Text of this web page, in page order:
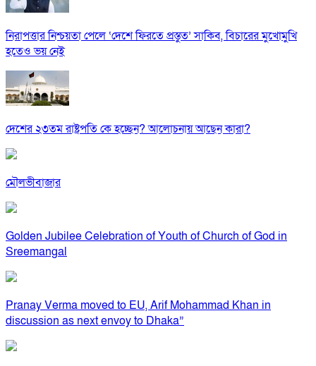
নিরাপত্তার নিশ্চয়তা পেলে ‘দেশে ফিরতে প্রস্তুত’ সাকিব, বিচারের মুখোমুখি
হতেও ভয় নেই
দেশের ২৩তম রাষ্ট্রপতি কে হচ্ছেন? আলোচনায় আছেন কারা?
মৌলভীবাজার
Golden Jubilee Celebration of Youth of Church of God in
Sreemangal
Pranay Verma moved to EU, Arif Mohammad Khan in
discussion as next envoy to Dhaka”